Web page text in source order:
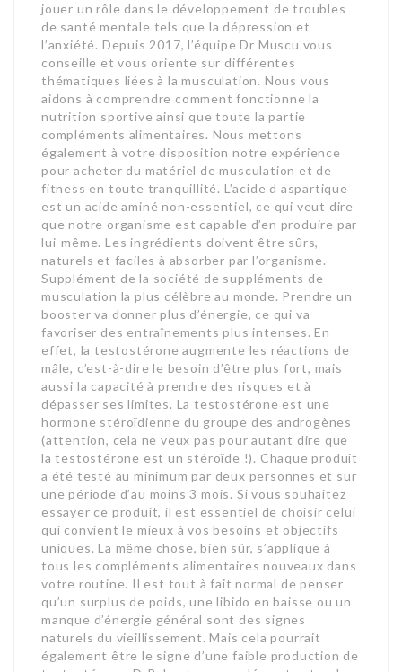
jouer un rôle dans le développement de troubles
de santé mentale tels que la dépression et
l’anxiété. Depuis 2017, l’équipe Dr Muscu vous
conseille et vous oriente sur différentes
thématiques liées à la musculation. Nous vous
aidons à comprendre comment fonctionne la
nutrition sportive ainsi que toute la partie
compléments alimentaires. Nous mettons
également à votre disposition notre expérience
pour acheter du matériel de musculation et de
fitness en toute tranquillité. L’acide d aspartique
est un acide aminé non-essentiel, ce qui veut dire
que notre organisme est capable d’en produire par
lui-même. Les ingrédients doivent être sûrs,
naturels et faciles à absorber par l’organisme.
Supplément de la société de suppléments de
musculation la plus célèbre au monde. Prendre un
booster va donner plus d’énergie, ce qui va
favoriser des entraînements plus intenses. En
effet, la testostérone augmente les réactions de
mâle, c’est-à-dire le besoin d’être plus fort, mais
aussi la capacité à prendre des risques et à
dépasser ses limites. La testostérone est une
hormone stéroïdienne du groupe des androgènes
(attention, cela ne veux pas pour autant dire que
la testostérone est un stéroïde !). Chaque produit
a été testé au minimum par deux personnes et sur
une période d’au moins 3 mois. Si vous souhaitez
essayer ce produit, il est essentiel de choisir celui
qui convient le mieux à vos besoins et objectifs
uniques. La même chose, bien sûr, s’applique à
tous les compléments alimentaires nouveaux dans
votre routine. Il est tout à fait normal de penser
qu’un surplus de poids, une libido en baisse ou un
manque d’énergie général sont des signes
naturels du vieillissement. Mais cela pourrait
également être le signe d’une faible production de